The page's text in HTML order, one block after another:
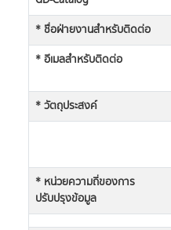
* ชื่อฝ่ายงานสำหรับติดต่อ
* อีเมลสำหรับติดต่อ
* วัตถุประสงค์
* หน่วยความถี่ของการ
ปรับปรุงข้อมูล